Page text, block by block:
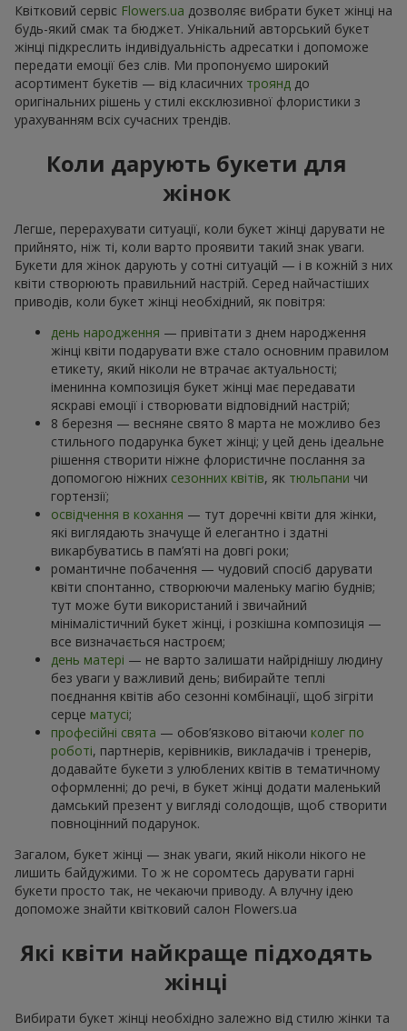
Квітковий сервіс Flowers.ua дозволяє вибрати букет жінці на
будь-який смак та бюджет. Унікальний авторський букет
жінці підкреслить індивідуальність адресатки і допоможе
передати емоції без слів. Ми пропонуємо широкий
асортимент букетів — від класичних троянд до
оригінальних рішень у стилі ексклюзивної флористики з
урахуванням всіх сучасних трендів.
Коли дарують букети для
жінок
Легше, перерахувати ситуації, коли букет жінці дарувати не
прийнято, ніж ті, коли варто проявити такий знак уваги.
Букети для жінок дарують у сотні ситуацій — і в кожній з них
квіти створюють правильний настрій. Серед найчастіших
приводів, коли букет жінці необхідний, як повітря:
день народження — привітати з днем народження
жінці квіти подарувати вже стало основним правилом
етикету, який ніколи не втрачає актуальності;
іменинна композиція букет жінці має передавати
яскраві емоції і створювати відповідний настрій;
8 березня — весняне свято 8 марта не можливо без
стильного подарунка букет жінці; у цей день ідеальне
рішення створити ніжне флористичне послання за
допомогою ніжних сезонних квітів, як тюльпани чи
гортензії;
освідчення в кохання — тут доречні квіти для жінки,
які виглядають значуще й елегантно і здатні
викарбуватись в пам’яті на довгі роки;
романтичне побачення — чудовий спосіб дарувати
квіти спонтанно, створюючи маленьку магію буднів;
тут може бути використаний і звичайний
мінімалістичний букет жінці, і розкішна композиція —
все визначається настроєм;
день матері — не варто залишати найріднішу людину
без уваги у важливий день; вибирайте теплі
поєднання квітів або сезонні комбінації, щоб зігріти
серце матусі;
професійні свята — обов’язково вітаючи колег по
роботі, партнерів, керівників, викладачів і тренерів,
додавайте букети з улюблених квітів в тематичному
оформленні; до речі, в букет жінці додати маленький
дамський презент у вигляді солодощів, щоб створити
повноцінний подарунок.
Загалом, букет жінці — знак уваги, який ніколи нікого не
лишить байдужими. То ж не соромтесь дарувати гарні
букети просто так, не чекаючи приводу. А влучну ідею
допоможе знайти квітковий салон Flowers.ua
Які квіти найкраще підходять
жінці
Вибирати букет жінці необхідно залежно від стилю жінки та